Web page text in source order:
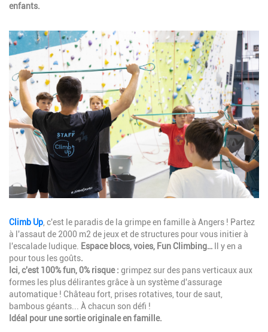
enfants.
Image
Description
Climb Up , c'est le paradis de la grimpe en famille à Angers ! Partez
à l'assaut de 2000 m2 de jeux et de structures pour vous initier à
l'escalade ludique.
Espace blocs, voies, Fun Climbing…
Il y en a
pour tous les goûts.
Ici, c'est 100% fun, 0% risque : grimpez sur des pans verticaux aux
formes les plus délirantes grâce à un système d'assurage
automatique ! Château fort, prises rotatives, tour de saut,
bambous géants... À chacun son défi !
Idéal pour une sortie originale en famille.